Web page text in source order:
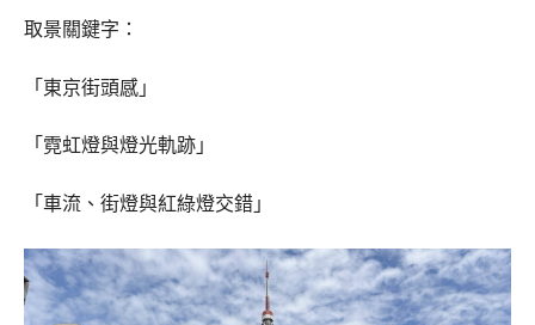
取景關鍵字：
「東京街頭感」
「霓虹燈與燈光軌跡」
「車流、街燈與紅綠燈交錯」